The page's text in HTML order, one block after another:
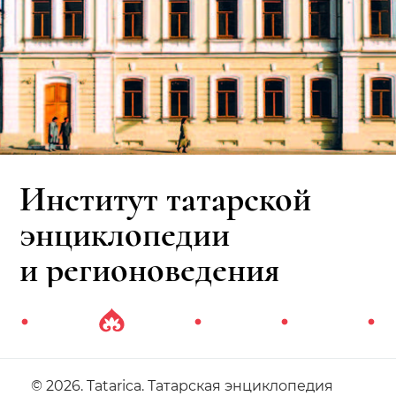
Институт татарской
энциклопедии
и регионоведения
© 2026. Tatarica. Татарская энциклопедия